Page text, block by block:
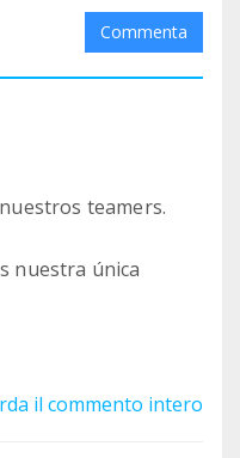
Commenta
teamers.
nuestra única
casos complicado
il commento intero